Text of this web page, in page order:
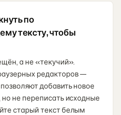
по
тексту, чтобы
а не «текучий».
редакторов —
добавить новое
но не переписать исходные
старый текст белым